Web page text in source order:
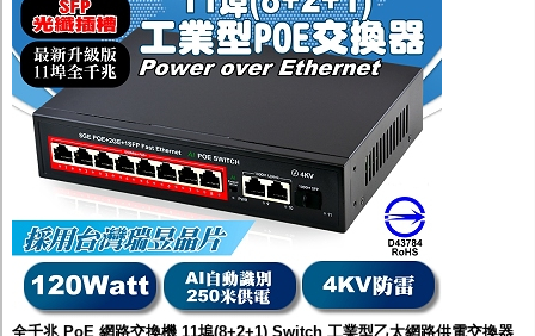
全千兆 PoE 網路交換機 11埠(8+2+1) Switch 工業型乙太網路供電交換器